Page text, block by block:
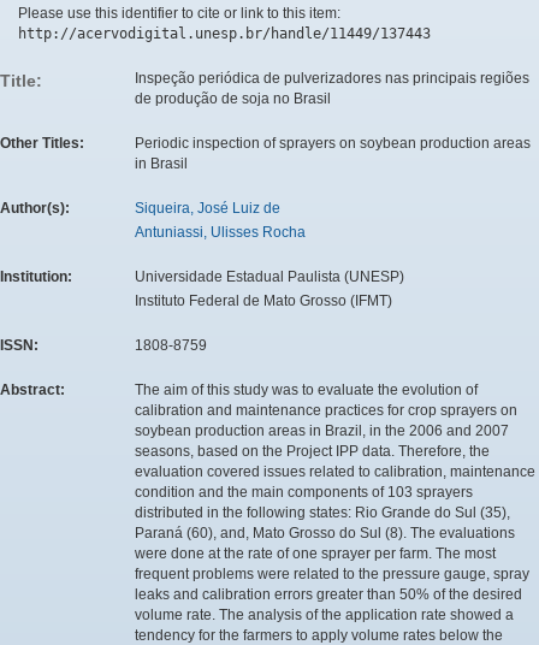
Please use this identifier to cite or link to this item:
http://acervodigital.unesp.br/handle/11449/137443
Title:
Inspeção periódica de pulverizadores nas principais regiões
de produção de soja no Brasil
Other Titles:
Periodic inspection of sprayers on soybean production areas
in Brasil
Author(s):
Siqueira, José Luiz de
Antuniassi, Ulisses Rocha
Institution:
Universidade Estadual Paulista (UNESP)
Instituto Federal de Mato Grosso (IFMT)
ISSN: 1808-8759
Abstract:
The aim of this study was to evaluate the evolution of
calibration and maintenance practices for crop sprayers on
soybean production areas in Brazil, in the 2006 and 2007
seasons, based on the Project IPP data. Therefore, the
evaluation covered issues related to calibration, maintenance
condition and the main components of 103 sprayers
distributed in the following states: Rio Grande do Sul (35),
Paraná (60), and, Mato Grosso do Sul (8). The evaluations
were done at the rate of one sprayer per farm. The most
frequent problems were related to the pressure gauge, spray
leaks and calibration errors greater than 50% of the desired
volume rate. The analysis of the application rate showed a
tendency for the farmers to apply volume rates below the